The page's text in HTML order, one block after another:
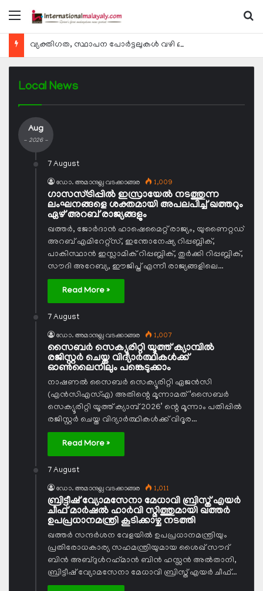
Menu
Local News
Aug
- 2026 -
7 August
ഡോ. അമാനുല്ല വടക്കാങ്ങര 1,009
ഗാസസ്ട്രിപ്പില്‍ ഇസ്രായേല്‍ നടത്തുന്ന
ലംഘനങ്ങളെ ശക്തമായി അപലപിച്ച് ഖത്തറും
ഏഴ് അറബ് രാജ്യങ്ങളും
ഖത്തര്‍, ജോര്‍ദാന്‍ ഹാഷെമൈറ്റ് രാജ്യം, യുണൈറ്റഡ്
അറബ് എമിറേറ്റ്‌സ്, ഇന്തോനേഷ്യ റിപ്പബ്ലിക്,
പാകിസ്ഥാന്‍ ഇസ്ലാമിക് റിപ്പബ്ലിക്, തുര്‍ക്കി റിപ്പബ്ലിക്,
സൗദി അറേബ്യ, ഈജിപ്ത് എന്നീ രാജ്യങ്ങളിലെ…
Read More »
7 August
ഡോ. അമാനുല്ല വടക്കാങ്ങര 1,007
സൈബര്‍ സെക്യൂരിറ്റി യൂത്ത് ക്യാമ്പില്‍
രജിസ്റ്റര്‍ ചെയ്ത വിദ്യാര്‍ത്ഥികള്‍ക്ക്
ഓണ്‍ലൈനിലും പങ്കെടുക്കാം
നാഷണല്‍ സൈബര്‍ സെക്യൂരിറ്റി ഏജന്‍സി
(എന്‍സിഎസ്എ) അതിന്റെ മൂന്നാമത് ‘സൈബര്‍
സെക്യൂരിറ്റി യൂത്ത് ക്യാമ്പ് 2026’ ന്റെ മൂന്നാം പതിപ്പില്‍
രജിസ്റ്റര്‍ ചെയ്ത വിദ്യാര്‍ത്ഥികള്‍ക്ക് വിദൂര…
Read More »
7 August
ഡോ. അമാനുല്ല വടക്കാങ്ങര 1,011
ബ്രിട്ടീഷ് വ്യോമസേനാ മേധാവി ബ്രിസ്ത് എയര്‍
ചീഫ് മാര്‍ഷല്‍ ഹാര്‍വി സ്മിത്തുമായി ഖത്തര്‍
ഉപപ്രധാനമന്ത്രി കൂടിക്കാഴ്ച നടത്തി
ഖത്തര്‍ സന്ദര്‍ശന വേളയില്‍ ഉപപ്രധാനമന്ത്രിയും
പ്രതിരോധകാര്യ സഹമന്ത്രിയുമായ ശൈഖ് സൗദ്
ബിന്‍ അബ്ദുള്‍റഹ്‌മാന്‍ ബിന്‍ ഹസ്സന്‍ അല്‍താനി,
ബ്രിട്ടീഷ് വ്യോമസേനാ മേധാവി ബ്രിസ്ത് എയര്‍ ചീഫ്…